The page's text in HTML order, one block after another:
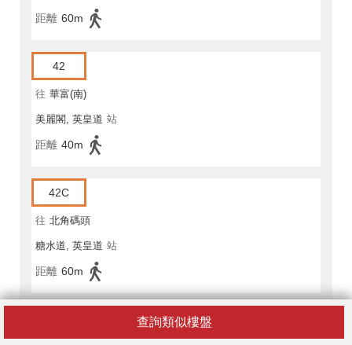
查詢類似樓盤
距離 60m
42
往 華富(南)
美麗閣, 英皇道 站
距離 40m
42C
往 北角碼頭
糖水道, 英皇道 站
距離 60m